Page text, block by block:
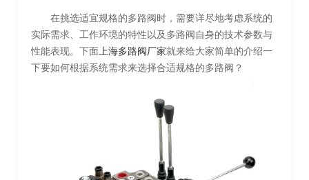
在挑选适宜规格的多路阀时，需要详尽地考虑系统的
实际需求、工作环境的特性以及多路阀自身的技术参数与
性能表现。下面 上海多路阀厂家就来给大家简单的介绍一
下要如何根据系统需求来选择合适规格的多路阀？